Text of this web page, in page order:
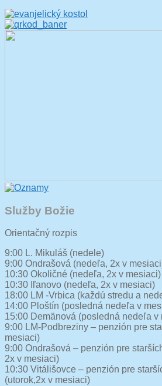
Služby Božie
Orientačný rozpis
9:00 L. Mikuláš (nedele)
9:00 Ondrašová (nedeľa, 2x v
10:30 Okoličné (nedeľa, 2x v mesiaci)
10:30 Iľanovo (nedeľa, 2x v mesiaci)
18:00 LM -Vrbica (každú stredu a
14:00 Ploštín (posledná nedeľa v
15:00 Demänová (posledná nedeľa v
9:00 LM-Podbreziny – penzión pre
mesiaci)
9:00 Ondrašová – penzión pre
2x v mesiaci)
10:30 Vitálišovce – penzión pre
(utorok,2x v mesiaci)